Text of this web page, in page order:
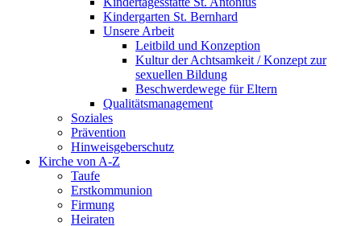
Kindergarten St. Bernhard
Unsere Arbeit
Leitbild und Konzeption
Kultur der Achtsamkeit / Konzept zur
sexuellen Bildung
Beschwerdewege für Eltern
Qualitätsmanagement
Soziales
Prävention
Hinweisgeberschutz
Kirche von A-Z
Taufe
Erst­kommunion
Firmung
Heiraten